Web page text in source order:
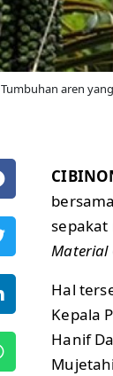
Tumbuhan aren
Material
Hal
Kepala
Hanif